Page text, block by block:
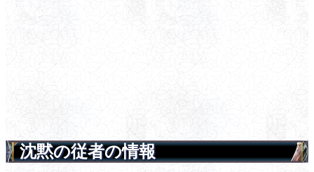
沈黙の従者の情報